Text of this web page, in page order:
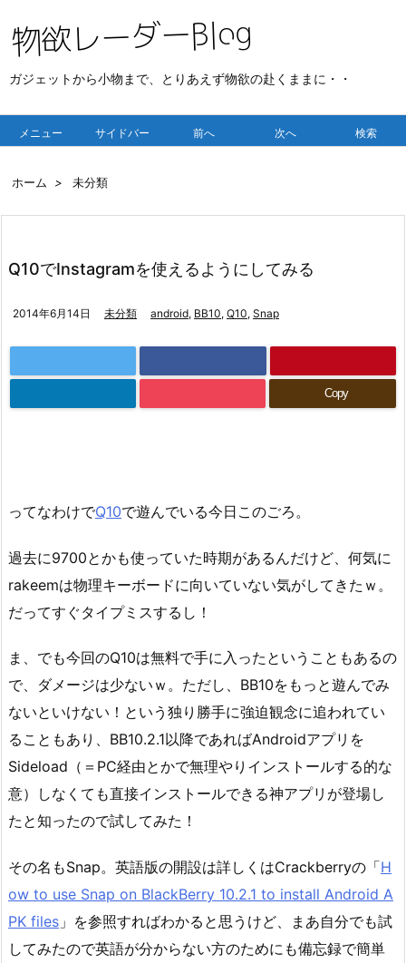
ガジェットから小物まで、とりあえず物欲の赴くままに・・
メニュー サイドバー 前へ 次へ 検索
ホーム > 未分類
Q10でInstagramを使えるようにしてみる
2014年6月14日 未分類 android, BB10, Q10, Snap
Copy
ってなわけでQ10で遊んでいる今日このごろ。
過去に9700とかも使っていた時期があるんだけど、何気に
rakeemは物理キーボードに向いていない気がしてきたｗ。
だってすぐタイプミスするし！
ま、でも今回のQ10は無料で手に入ったということもあるの
で、ダメージは少ないｗ。ただし、BB10をもっと遊んでみ
ないといけない！という独り勝手に強迫観念に追われてい
ることもあり、BB10.2.1以降であればAndroidアプリを
Sideload（＝PC経由とかで無理やりインストールする的な
意）しなくても直接インストールできる神アプリが登場し
たと知ったので試してみた！
その名もSnap。英語版の開設は詳しくはCrackberryの「H
ow to use Snap on BlackBerry 10.2.1 to install Android A
PK files 」を参照すればわかると思うけど、まあ自分でも試
してみたので英語が分からない方のためにも備忘録で簡単